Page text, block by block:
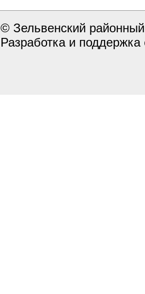
© Зельвенский
Разработка и поддержка